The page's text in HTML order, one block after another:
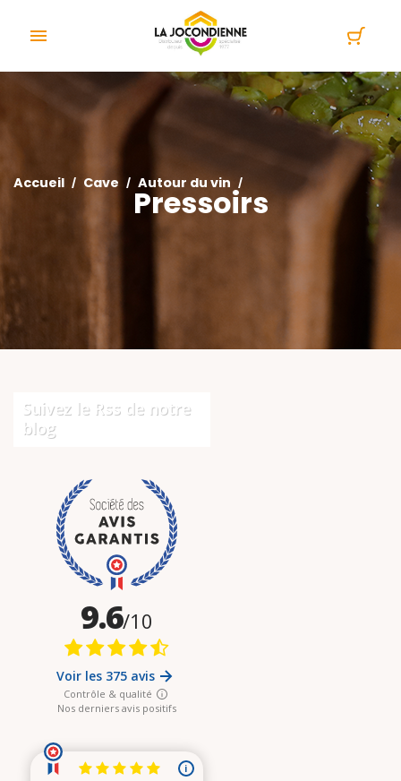

Accueil Cave Autour du vin
Pressoirs
Suivez le Rss de notre
blog
Panneau de gestion des cookies